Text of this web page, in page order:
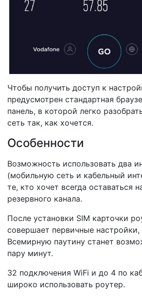
Чтобы получить доступ к
предусмотрен стандартная
панель, в которой легко
сеть так, как хочется.
Особенности
Возможность использовать два
(мобильную сеть и кабельный
те, кто хочет всегда оставаться
резервного канала.
После установки SIM карточки
совершает первичные
Всемирную паутину станет
пару минут.
32 подключения WiFi и до 4 по
широко использовать роутер.